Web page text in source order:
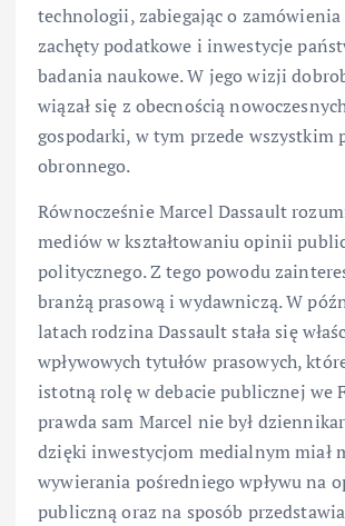
technologii, zabiegając o
zachęty podatkowe i inwestycje
badania naukowe. W jego wizji
wiązał się z obecnością
gospodarki, w tym przede wszystkim
obronnego.
Równocześnie Marcel Dassault
mediów w kształtowaniu opinii
politycznego. Z tego powodu
branżą prasową i wydawniczą. W
latach rodzina Dassault stała się
wpływowych tytułów prasowych,
istotną rolę w debacie publicznej we
prawda sam Marcel nie był
dzięki inwestycjom medialnym miał
wywierania pośredniego wpływu na
publiczną oraz na sposób